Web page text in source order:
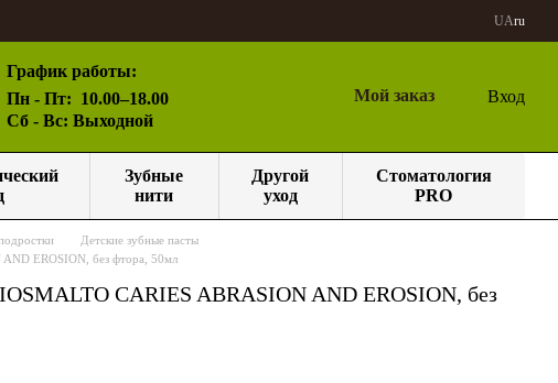
UAru
График работы:
Пн - Пт: 10.00–18.00
Сб - Вс: Выходной
Мой заказ Вход
Зубные
нити
Другой
уход
Стоматология
PRO
Детские зубные пасты
EROSION, без фтора, 50мл
CARIES ABRASION AND EROSION, без